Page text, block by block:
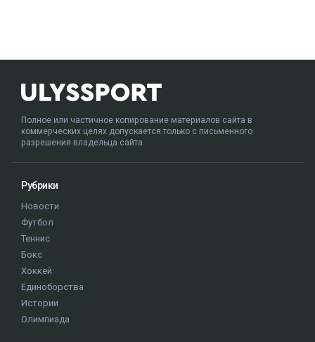
Полное или частичное копирование материалов сайта в
коммерческих целях допускается только с письменного
разрешения владельца сайта.
Рубрики
Новости
Футбол
Теннис
Бокс
Хоккей
Единоборства
Истории
Олимпиада